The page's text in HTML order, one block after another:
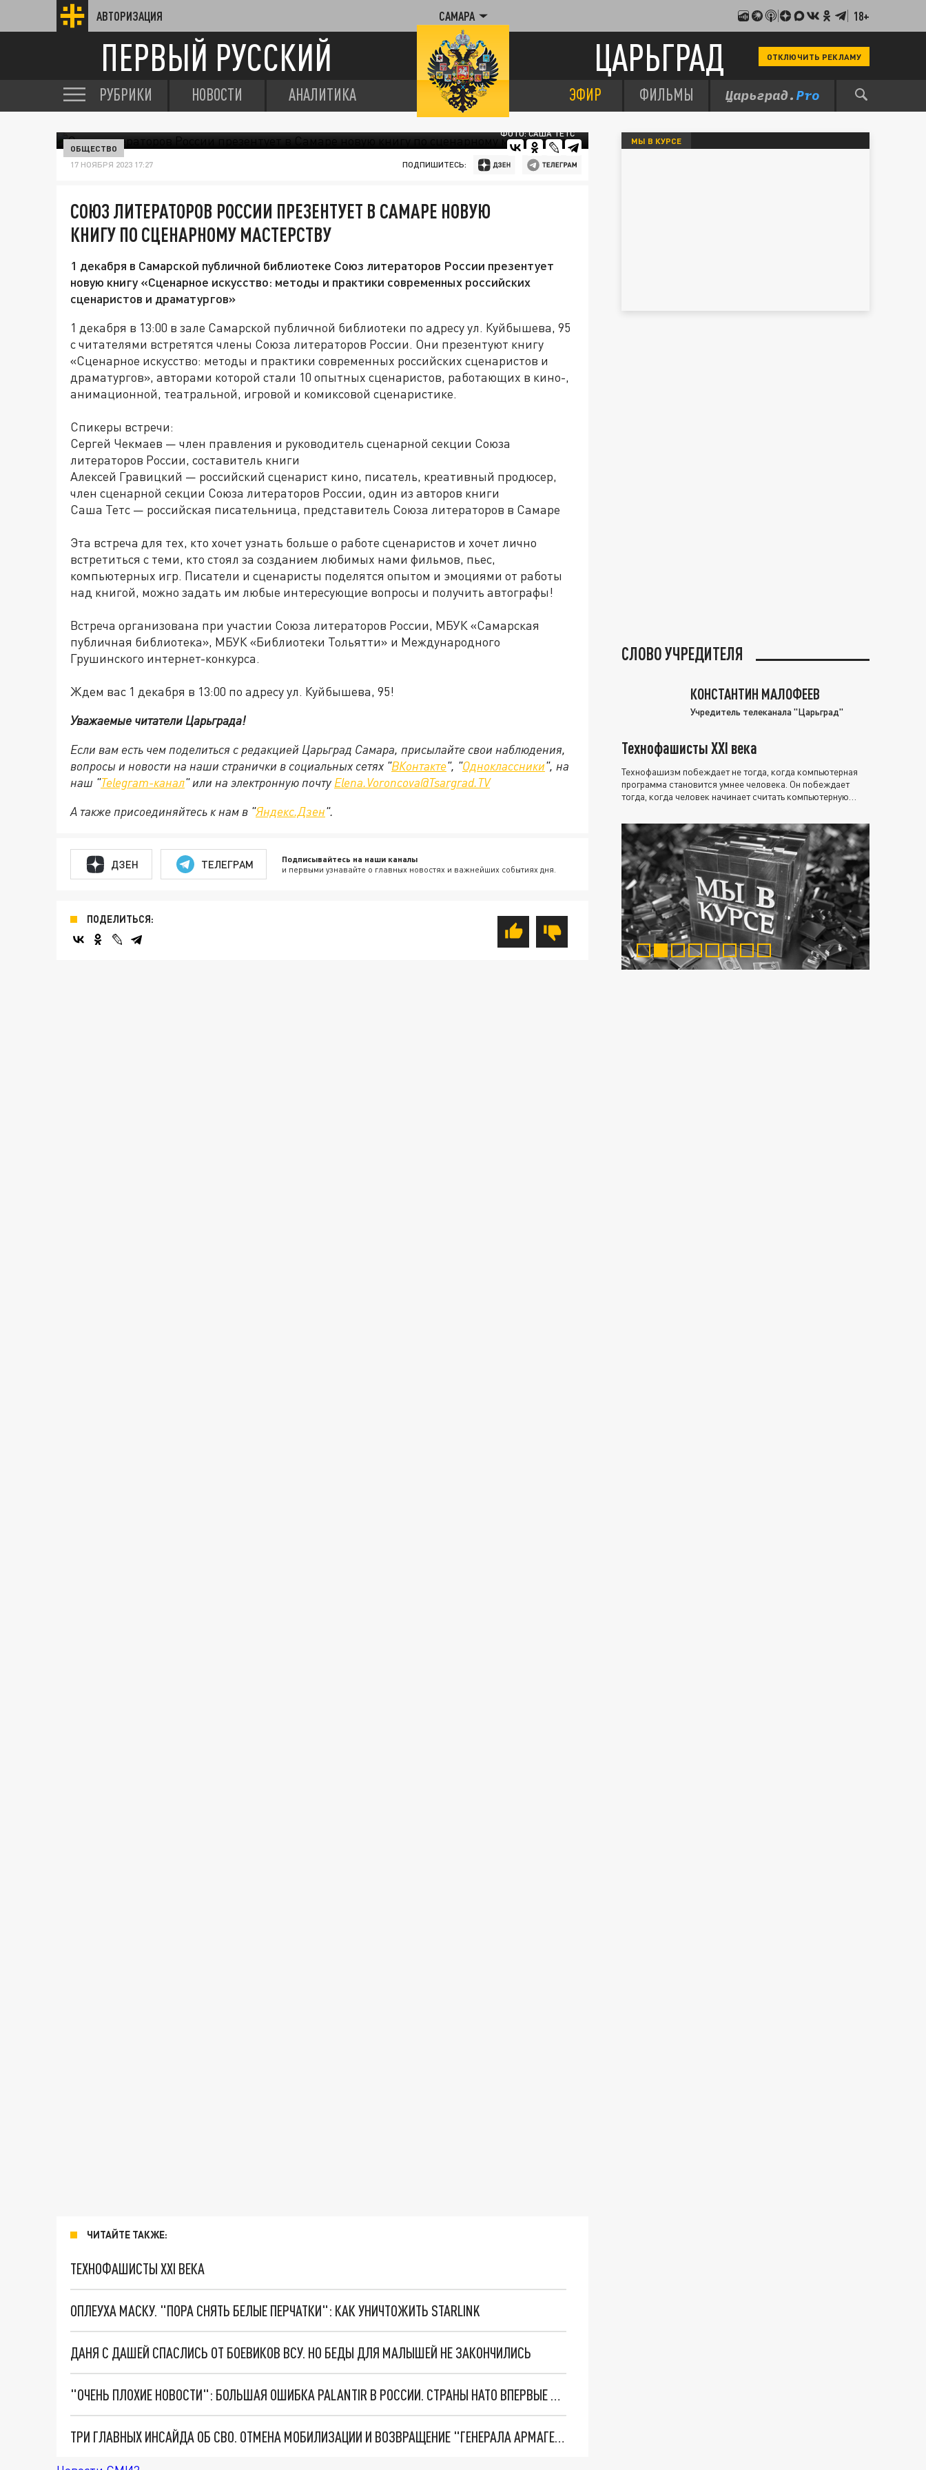
АВТОРИЗАЦИЯ САМАРА 18+
ПЕРВЫЙ РУССКИЙ ЦАРЬГРАД ОТКЛЮЧИТЬ РЕКЛАМУ
РУБРИКИ НОВОСТИ АНАЛИТИКА ЭФИР ФИЛЬМЫ
ФОТО: САША ТЕТС
ОБЩЕСТВО
17 НОЯБРЯ 2023 17:27 ПОДПИШИТЕСЬ:
СОЮЗ ЛИТЕРАТОРОВ РОССИИ ПРЕЗЕНТУЕТ В САМАРЕ НОВУЮ
КНИГУ ПО СЦЕНАРНОМУ МАСТЕРСТВУ
1 декабря в Самарской публичной библиотеке Союз литераторов России презентует
новую книгу «Сценарное искусство: методы и практики современных российских
сценаристов и драматургов»
1 декабря в 13:00 в зале Самарской публичной библиотеки по адресу ул. Куйбышева, 95
с читателями встретятся члены Союза литераторов России. Они презентуют книгу
«Сценарное искусство: методы и практики современных российских сценаристов и
драматургов», авторами которой стали 10 опытных сценаристов, работающих в кино-,
анимационной, театральной, игровой и комиксовой сценаристике.
Спикеры встречи:
Сергей Чекмаев — член правления и руководитель сценарной секции Союза
литераторов России, составитель книги
Алексей Гравицкий — российский сценарист кино, писатель, креативный продюсер,
член сценарной секции Союза литераторов России, один из авторов книги
Саша Тетс — российская писательница, представитель Союза литераторов в Самаре
Эта встреча для тех, кто хочет узнать больше о работе сценаристов и хочет лично
встретиться с теми, кто стоял за созданием любимых нами фильмов, пьес,
компьютерных игр. Писатели и сценаристы поделятся опытом и эмоциями от работы
над книгой, можно задать им любые интересующие вопросы и получить автографы!
Встреча организована при участии Союза литераторов России, МБУК «Самарская
публичная библиотека», МБУК «Библиотеки Тольятти» и Международного
Грушинского интернет-конкурса.
Ждем вас 1 декабря в 13:00 по адресу ул. Куйбышева, 95!
Уважаемые читатели Царьграда!
Если вам есть чем поделиться с редакцией Царьград Самара, присылайте свои наблюдения,
вопросы и новости на наши странички в социальных сетях "ВКонтакте", "Одноклассники", на
наш "Telegram-канал" или на электронную почту Elena.Voroncova@Tsargrad.TV
А также присоединяйтесь к нам в "Яндекс.Дзен".
ДЗЕН ТЕЛЕГРАМ Подписывайтесь на наши каналы
и первыми узнавайте о главных новостях и важнейших событиях дня.
ПОДЕЛИТЬСЯ:
ЧИТАЙТЕ ТАКЖЕ:
ТЕХНОФАШИСТЫ XXI ВЕКА
ОПЛЕУХА МАСКУ. "ПОРА СНЯТЬ БЕЛЫЕ ПЕРЧАТКИ": КАК УНИЧТОЖИТЬ STARLINK
ДАНЯ С ДАШЕЙ СПАСЛИСЬ ОТ БОЕВИКОВ ВСУ. НО БЕДЫ ДЛЯ МАЛЫШЕЙ НЕ ЗАКОНЧИЛИСЬ
"ОЧЕНЬ ПЛОХИЕ НОВОСТИ": БОЛЬШАЯ ОШИБКА PALANTIR В РОССИИ. СТРАНЫ НАТО ВПЕРВЫЕ ЗА СВО ОСТАНОВИЛИ ПОСТАВКИ ОРУЖИЯ. ВСУ ТЕРЯЮТ ПРИГРАНИЧЬЕ?
ТРИ ГЛАВНЫХ ИНСАЙДА ОБ СВО. ОТМЕНА МОБИЛИЗАЦИИ И ВОЗВРАЩЕНИЕ "ГЕНЕРАЛА АРМАГЕДДОНА"? ОТЛИЧНЫЕ НОВОСТИ, КОТОРЫЕ ЖДАЛИ ВСЕ
МЫ В КУРСЕ
СЛОВО УЧРЕДИТЕЛЯ
КОНСТАНТИН МАЛОФЕЕВ
Учредитель телеканала "Царьград"
Технофашисты XXI века
Технофашизм побеждает не тогда, когда компьютерная
программа становится умнее человека. Он побеждает
тогда, когда человек начинает считать компьютерную